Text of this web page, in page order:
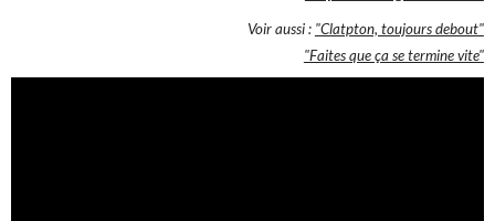
Voir aussi : "Clatpton, toujours debout"
"Faites que ça se termine vite"